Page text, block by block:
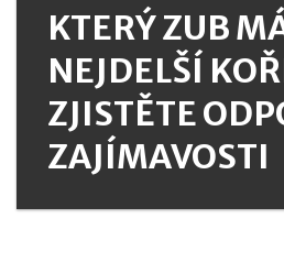
KTERÝ ZUB
NEJDELŠÍ
ZJISTĚTE
ZAJÍMAVOSTI